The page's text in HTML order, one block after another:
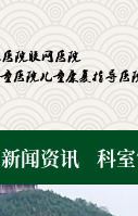
新闻资讯 科